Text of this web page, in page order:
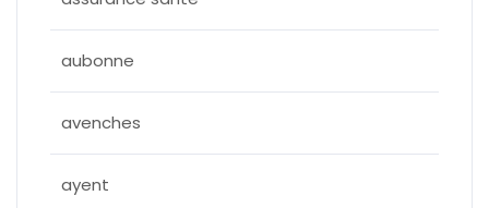
aubonne
avenches
ayent